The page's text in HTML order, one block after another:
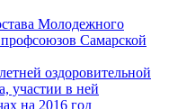
Молодежного
Самарской
оздоровительной
участии в ней
на 2016 год